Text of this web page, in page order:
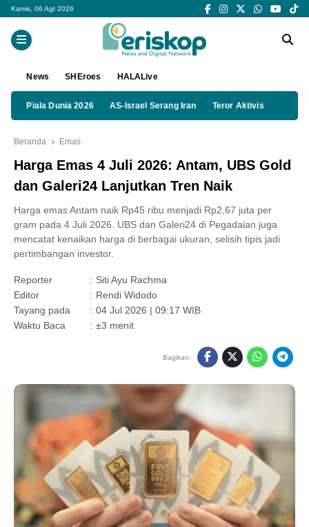
Kamis, 06 Agt 2026
News SHEroes HALALive
Piala Dunia 2026 AS-Israel Serang Iran Teror Aktivis
Beranda Emas
Harga Emas 4 Juli 2026: Antam, UBS Gold
dan Galeri24 Lanjutkan Tren Naik
Harga emas Antam naik Rp45 ribu menjadi Rp2,67 juta per
gram pada 4 Juli 2026. UBS dan Galeri24 di Pegadaian juga
mencatat kenaikan harga di berbagai ukuran, selisih tipis jadi
pertimbangan investor.
Reporter : Siti Ayu Rachma
Editor
: Rendi Widodo
Tayang pada
: 04 Jul 2026 | 09:17 WIB
Waktu Baca
: ±3 menit
Bagikan: